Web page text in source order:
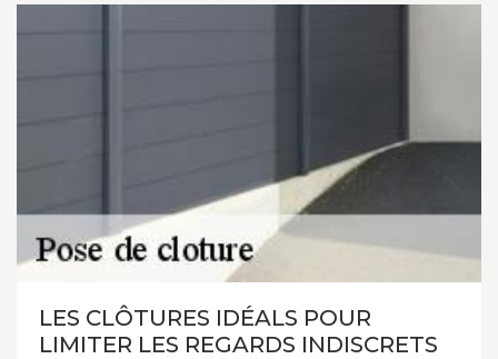
LES CLÔTURES IDÉALS POUR
LIMITER LES REGARDS INDISCRETS